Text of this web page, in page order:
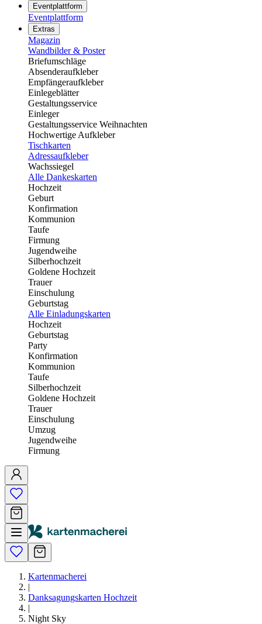
Eventplattform
Eventplattform
Extras
Magazin
Wandbilder & Poster
Briefumschläge
Absenderaufkleber
Empfängeraufkleber
Einlegeblätter
Gestaltungsservice
Einleger
Gestaltungsservice Weihnachten
Hochwertige Aufkleber
Tischkarten
Adressaufkleber
Wachssiegel
Alle Dankeskarten
Hochzeit
Geburt
Konfirmation
Kommunion
Taufe
Firmung
Jugendweihe
Silberhochzeit
Goldene Hochzeit
Trauer
Einschulung
Geburtstag
Alle Einladungskarten
Hochzeit
Geburtstag
Party
Konfirmation
Kommunion
Taufe
Silberhochzeit
Goldene Hochzeit
Trauer
Einschulung
Umzug
Jugendweihe
Firmung
Kartenmacherei
|
Danksagungskarten Hochzeit
|
Night Sky